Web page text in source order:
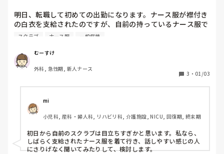
明日、転職して初めての出勤になります。ナース服が襟付き
の白衣を支給されたのですが、自前の持っているナース服で
も柄付きでなければ大丈夫と師長さんから言われていまし
襟付きの白衣だと胸元が苦しいのと下に７部丈の黒Tを着る
と組み合わせが変になるので、あまり好きではなくて、初出
勤から前職場のスクラブを着て行こうと思っていたのです
ね、、？？
初日〜1週間くらいは支給されたものを着るべきですか？
スクラブ ナース服 一般病棟
むーすけ
外科, 急性期, 新人ナース
3 ・ 01/03
mi
小児科, 産科・婦人科, リハビリ科, 介護施設, NICU, 回復期, 終末期
初日から自前のスクラブは目立ちすぎかと思います。私なら、
しばらく支給されたナース服を着て行き、話しやすい感じの人
にさりげなく聞いてみたりして、検討します。